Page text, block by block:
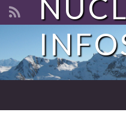
Search for: